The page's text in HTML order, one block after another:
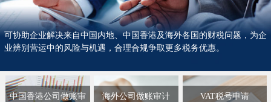
可协助企业解决来自中国内地、中国香港及海外各国的财税问题，为企
业辨别营运中的风险与机遇，合理合规争取更多税务优惠。
中国香港公司做账审 海外公司做账审计 VAT税号申请